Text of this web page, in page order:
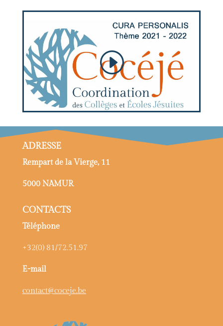
ADRESSE
Rempart de la Vierge, 11
5000 NAMUR
CONTACTS
Téléphone
+32(0) 81/72.51.97
E-mail
contact@coceje.be